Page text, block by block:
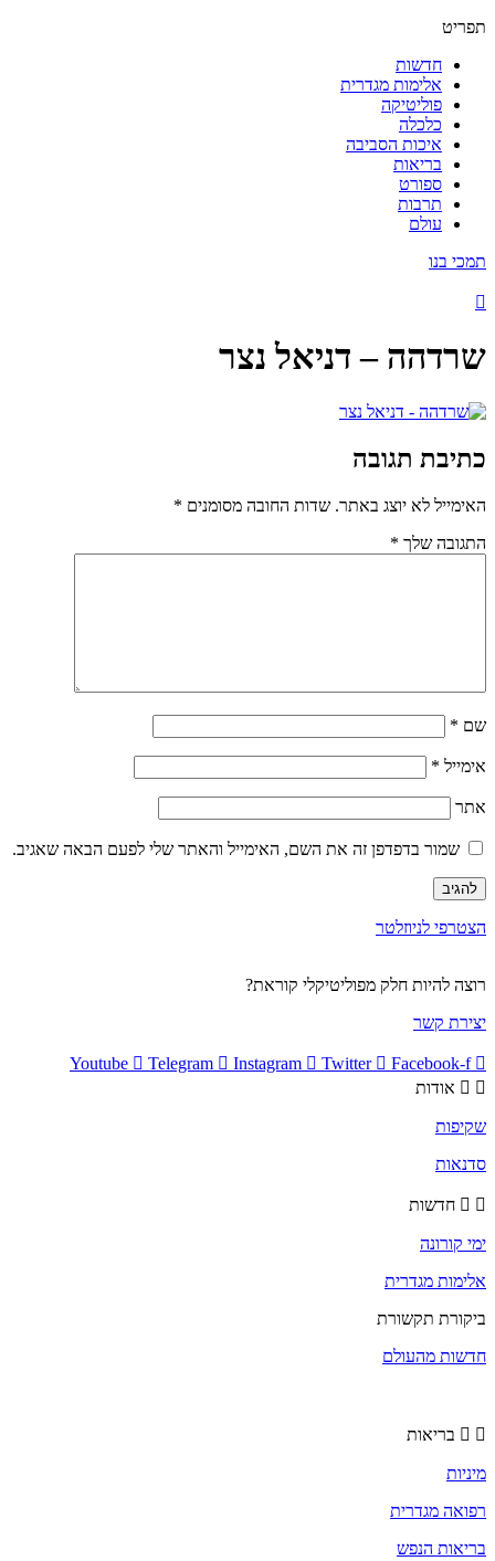
תפריט
חדשות
אלימות מגדרית
פוליטיקה
כלכלה
איכות הסביבה
בריאות
ספורט
תרבות
עולם
תמכי בנו
שרדהה – דניאל נצר
כתיבת תגובה
האימייל לא יוצג באתר. שדות החובה מסומנים *
התגובה שלך *
שם *
אימייל *
אתר
שמור בדפדפן זה את השם, האימייל והאתר שלי לפעם הבאה שאגיב.
הצטרפי לניוזלטר
רוצה להיות חלק מפוליטיקלי קוראת?
יצירת קשר
Youtube Telegram Instagram Twitter
Facebook-f
אודות
שקיפות
סדנאות
חדשות
ימי קורונה
אלימות מגדרית
ביקורת תקשורת
חדשות מהעולם
בריאות
מיניות
רפואה מגדרית
בריאות הנפש